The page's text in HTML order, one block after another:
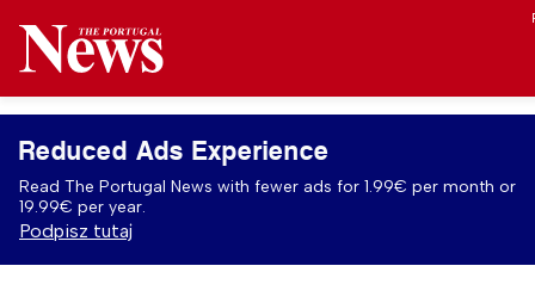
Reduced Ads Experience
Read The Portugal News with fewer ads for 1.99€ per month or
19.99€ per year.
Podpisz tutaj